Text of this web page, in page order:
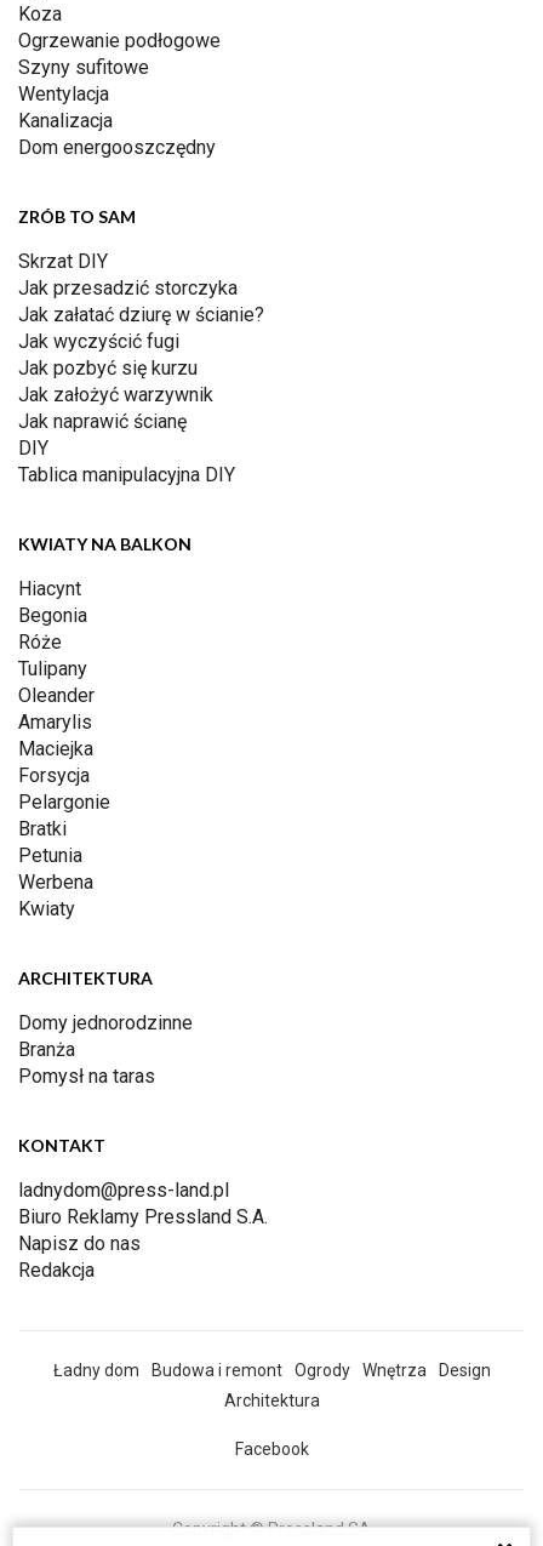
Koza
Ogrzewanie podłogowe
Szyny sufitowe
Wentylacja
Kanalizacja
Dom energooszczędny
ZRÓB TO SAM
Skrzat DIY
Jak przesadzić storczyka
Jak załatać dziurę w ścianie?
Jak wyczyścić fugi
Jak pozbyć się kurzu
Jak założyć warzywnik
Jak naprawić ścianę
DIY
Tablica manipulacyjna DIY
KWIATY NA BALKON
Hiacynt
Begonia
Róże
Tulipany
Oleander
Amarylis
Maciejka
Forsycja
Pelargonie
Bratki
Petunia
Werbena
Kwiaty
ARCHITEKTURA
Domy jednorodzinne
Branża
Pomysł na taras
KONTAKT
ladnydom@press-land.pl
Biuro Reklamy Pressland S.A.
Napisz do nas
Redakcja
Ładny dom Budowa i remont Ogrody Wnętrza
Design
Architektura
Facebook
Copyright © Pressland SA